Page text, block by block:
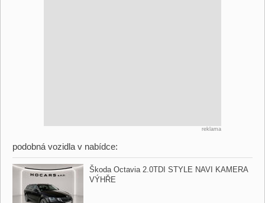
reklama
podobná vozidla v nabídce:
Škoda Octavia 2.0TDI STYLE NAVI KAMERA
VÝHŘE